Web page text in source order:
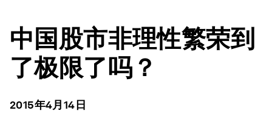
中国股市非理性繁荣到
了极限了吗？
2015年4月14日